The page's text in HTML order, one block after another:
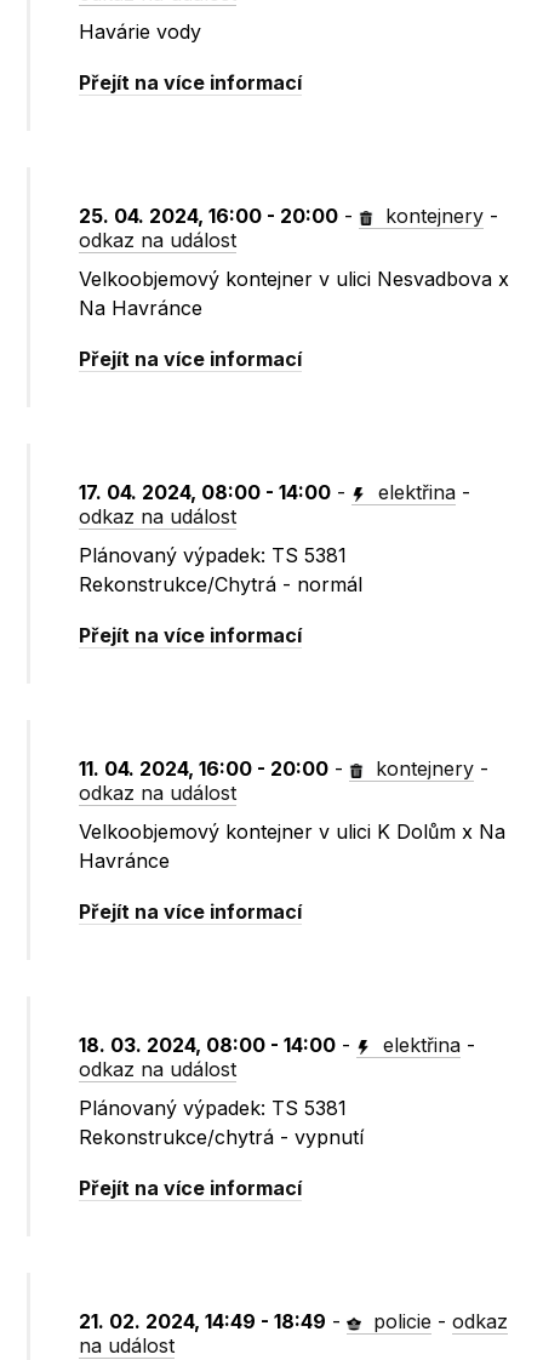
Havárie vody
Přejít na více informací
25. 04. 2024, 16:00 - 20:00 - kontejnery -
odkaz na událost
Velkoobjemový kontejner v ulici Nesvadbova x
Na Havránce
Přejít na více informací
17. 04. 2024, 08:00 - 14:00 - elektřina -
odkaz na událost
Plánovaný výpadek: TS 5381
Rekonstrukce/Chytrá - normál
Přejít na více informací
11. 04. 2024, 16:00 - 20:00 - kontejnery -
odkaz na událost
Velkoobjemový kontejner v ulici K Dolům x Na
Havránce
Přejít na více informací
18. 03. 2024, 08:00 - 14:00 - elektřina -
odkaz na událost
Plánovaný výpadek: TS 5381
Rekonstrukce/chytrá - vypnutí
Přejít na více informací
21. 02. 2024, 14:49 - 18:49 - policie -odkaz
na událost